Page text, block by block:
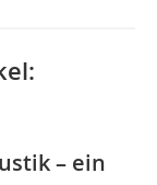
– ein